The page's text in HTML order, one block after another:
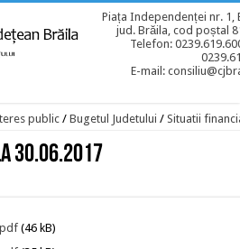
Piața Independenței nr. 1,
jud. Brăila, cod poștal
Telefon:
E-mail:
public / Bugetul Judetului / Situatii
30.06.2017
(46 kB)